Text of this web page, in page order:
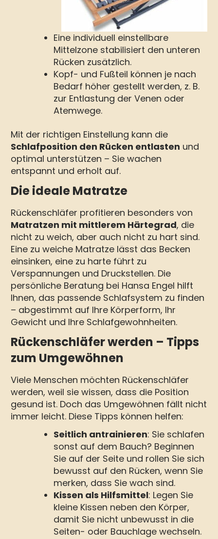
Eine individuell einstellbare
Mittelzone stabilisiert den unteren
Rücken zusätzlich.
Kopf- und Fußteil können je nach
Bedarf höher gestellt werden, z. B.
zur Entlastung der Venen oder
Atemwege.
Mit der richtigen Einstellung kann die
Schlafposition den Rücken entlasten und
optimal unterstützen – Sie wachen
entspannt und erholt auf.
Die ideale Matratze
Rückenschläfer profitieren besonders von
Matratzen mit mittlerem Härtegrad, die
nicht zu weich, aber auch nicht zu hart sind.
Eine zu weiche Matratze lässt das Becken
einsinken, eine zu harte führt zu
Verspannungen und Druckstellen. Die
persönliche Beratung bei Hansa Engel hilft
Ihnen, das passende Schlafsystem zu finden
– abgestimmt auf Ihre Körperform, Ihr
Gewicht und Ihre Schlafgewohnheiten.
Rückenschläfer werden – Tipps
zum Umgewöhnen
Viele Menschen möchten Rückenschläfer
werden, weil sie wissen, dass die Position
gesund ist. Doch das Umgewöhnen fällt nicht
immer leicht. Diese Tipps können helfen:
Seitlich antrainieren: Sie schlafen
sonst auf dem Bauch? Beginnen
Sie auf der Seite und rollen Sie sich
bewusst auf den Rücken, wenn Sie
merken, dass Sie wach sind.
Kissen als Hilfsmittel: Legen Sie
kleine Kissen neben den Körper,
damit Sie nicht unbewusst in die
Seiten- oder Bauchlage wechseln.